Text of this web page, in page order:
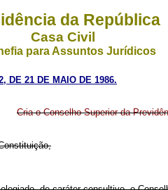
da República
Casa Civil
para Assuntos Jurídicos
DE 21 DE MAIO DE 1986.
Cria o Conselho Superior da